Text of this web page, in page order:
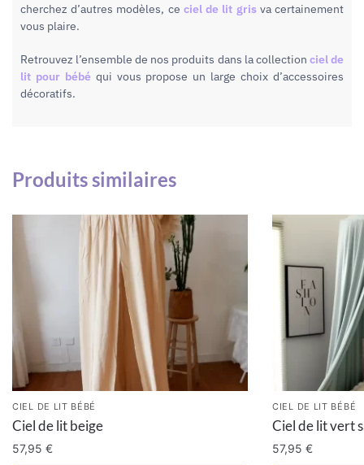
cherchez d’autres modèles, ce ciel de lit grisva certainement
vous plaire.
Retrouvez l’ensemble de nos produits dans la collection ciel de
lit pour bébéqui vous propose un large choix d’accessoires
décoratifs.
Produits similaires
CIEL DE LIT BÉBÉ
Ciel de lit beige
57,95 €
CIEL DE LIT BÉBÉ
Ciel de lit vert
57,95 €